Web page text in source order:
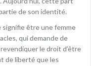
de son identité.
signifie être une femme
qui demande de
le droit d’être
de liberté que les